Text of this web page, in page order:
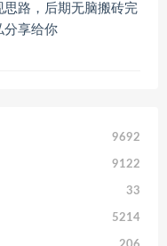
思路，后期无脑搬砖完
分享给你
9692
9122
33
5214